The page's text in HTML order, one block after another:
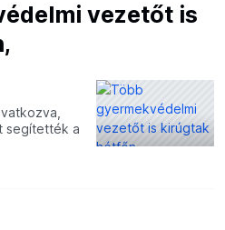
vezetőt is
segítették a